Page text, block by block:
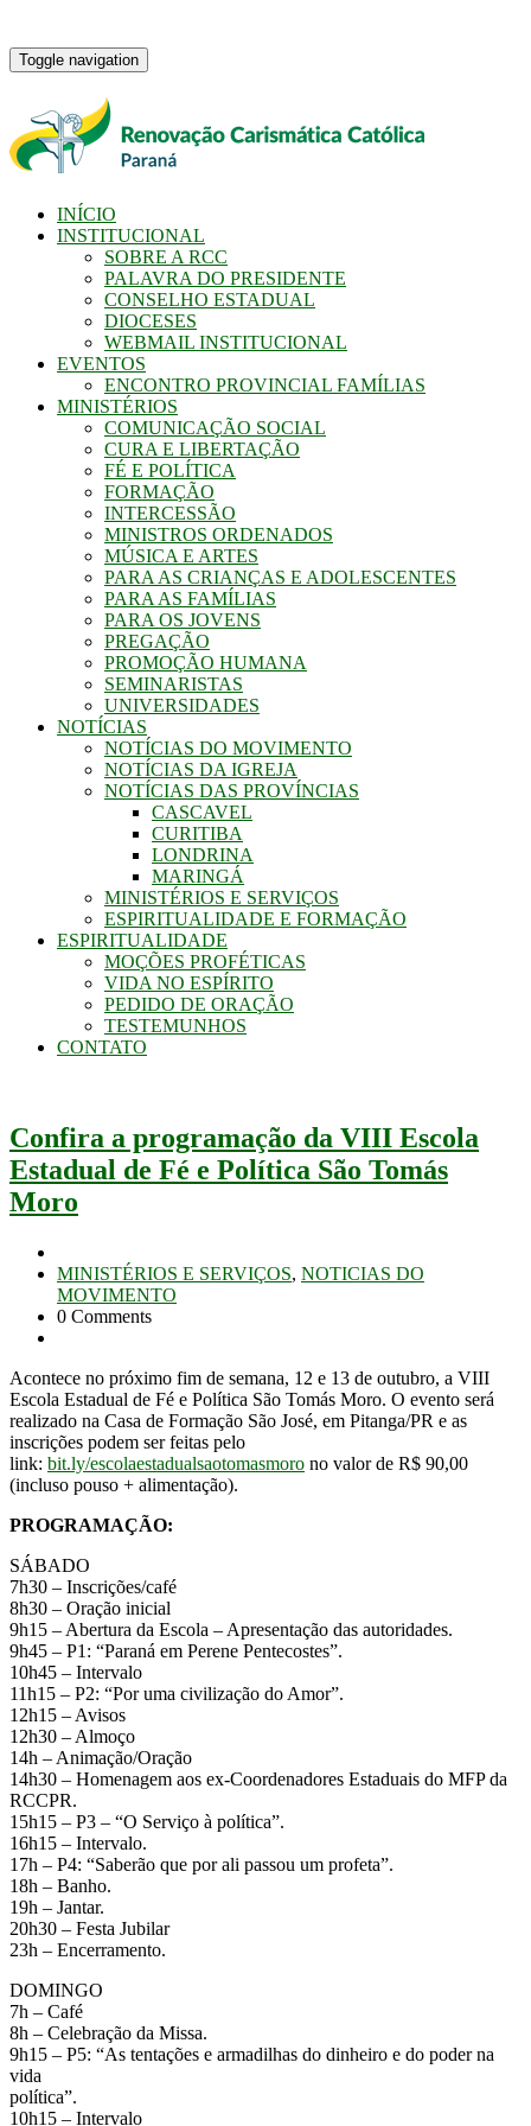
Toggle navigation
INÍCIO
INSTITUCIONAL
SOBRE A RCC
PALAVRA DO PRESIDENTE
CONSELHO ESTADUAL
DIOCESES
WEBMAIL INSTITUCIONAL
EVENTOS
ENCONTRO PROVINCIAL FAMÍLIAS
MINISTÉRIOS
COMUNICAÇÃO SOCIAL
CURA E LIBERTAÇÃO
FÉ E POLÍTICA
FORMAÇÃO
INTERCESSÃO
MINISTROS ORDENADOS
MÚSICA E ARTES
PARA AS CRIANÇAS E ADOLESCENTES
PARA AS FAMÍLIAS
PARA OS JOVENS
PREGAÇÃO
PROMOÇÃO HUMANA
SEMINARISTAS
UNIVERSIDADES
NOTÍCIAS
NOTÍCIAS DO MOVIMENTO
NOTÍCIAS DA IGREJA
NOTÍCIAS DAS PROVÍNCIAS
CASCAVEL
CURITIBA
LONDRINA
MARINGÁ
MINISTÉRIOS E SERVIÇOS
ESPIRITUALIDADE E FORMAÇÃO
ESPIRITUALIDADE
MOÇÕES PROFÉTICAS
VIDA NO ESPÍRITO
PEDIDO DE ORAÇÃO
TESTEMUNHOS
CONTATO
Confira a programação da VIII Escola
Estadual de Fé e Política São Tomás
Moro
MINISTÉRIOS E SERVIÇOS, NOTICIAS DO
MOVIMENTO
0 Comments
Acontece no próximo fim de semana, 12 e 13 de outubro, a VIII
Escola Estadual de Fé e Política São Tomás Moro. O evento será
realizado na Casa de Formação São José, em Pitanga/PR e as
inscrições podem ser feitas pelo
link: bit.ly/escolaestadualsaotomasmoro no valor de R$ 90,00
(incluso pouso + alimentação).
PROGRAMAÇÃO:
SÁBADO
7h30 – Inscrições/café
8h30 – Oração inicial
9h15 – Abertura da Escola – Apresentação das autoridades.
9h45 – P1: “Paraná em Perene Pentecostes”.
10h45 – Intervalo
11h15 – P2: “Por uma civilização do Amor”.
12h15 – Avisos
12h30 – Almoço
14h – Animação/Oração
14h30 – Homenagem aos ex-Coordenadores Estaduais do MFP da
RCCPR.
15h15 – P3 – “O Serviço à política”.
16h15 – Intervalo.
17h – P4: “Saberão que por ali passou um profeta”.
18h – Banho.
19h – Jantar.
20h30 – Festa Jubilar
23h – Encerramento.
DOMINGO
7h – Café
8h – Celebração da Missa.
9h15 – P5: “As tentações e armadilhas do dinheiro e do poder na
vida
política”.
10h15 – Intervalo